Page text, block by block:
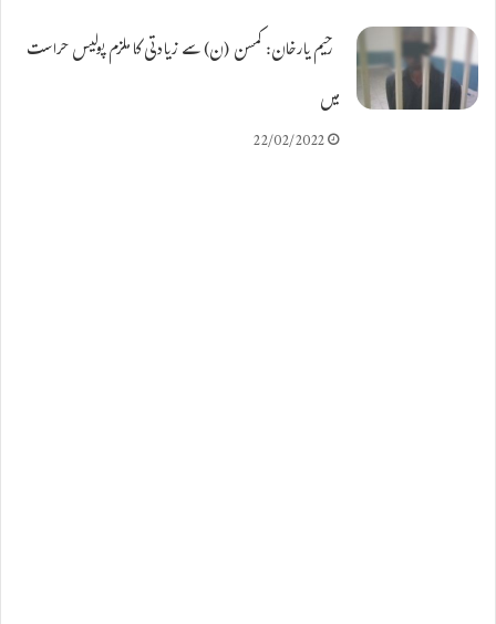
رحیم یارخان: کمسن (ن) سے زیادتی کا ملزم پولیس حراست
میں
22/02/2022